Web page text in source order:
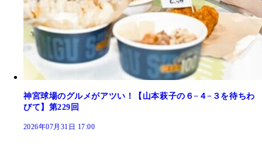
神宮球場のグルメがアツい！【山本萩子の６−４−３を待ちわ
びて】第229回
2026年07月31日 17:00